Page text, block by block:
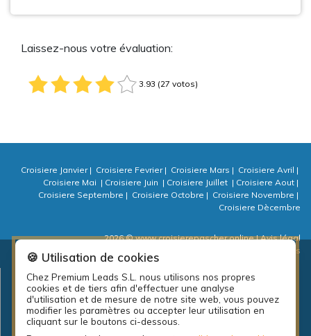
Laissez-nous votre évaluation:
3.93 (27 votos)
Croisiere Janvier| Croisiere Fevrier| Croisiere Mars | Croisiere Avril |
Croisiere Mai | Croisiere Juin | Croisiere Juillet | Croisiere Aout |
Croisiere Septembre | Croisiere Octobre | Croisiere Novembre |
Croisiere Dècembre
2026 © www.croisierepascher.online | Avis légal
| Politique de confidentialité
| ⚙ Cookies
Plan d’emplois local de la diputación de A Coruña: PEL Emprende
actividades 2018.
🍪 Utilisation de cookies
Chez Premium Leads S.L. nous utilisons nos propres
cookies et de tiers afin d'effectuer une analyse
d'utilisation et de mesure de notre site web, vous pouvez
modifier les paramètres ou accepter leur utilisation en
cliquant sur le boutons ci-dessous.